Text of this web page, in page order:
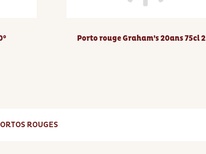
Porto rouge Graham’s 20ans 75cl
ROUGES